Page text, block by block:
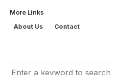
More Links
About Us
Contactଏହା ବ୍ୟତୀତ
ଏତିକି ନୁହେଁ,